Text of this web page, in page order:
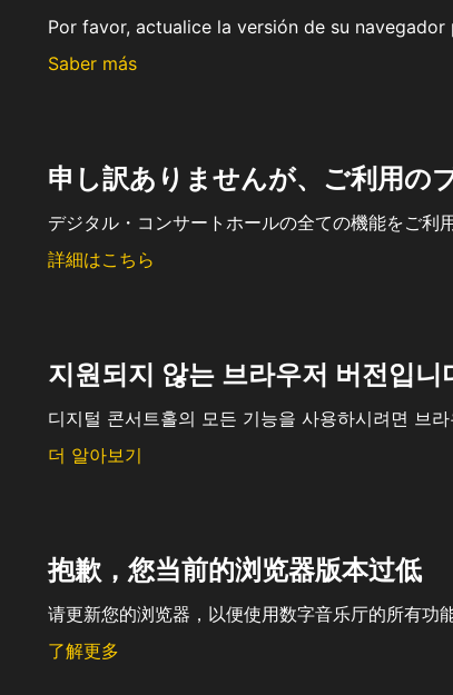
Por favor, actualice la versión de su
Saber más
申し訳ありませんが、ご利用の
デジタル・コンサートホールの全ての機能をご利
詳細はこちら
지원되지 않는 브라우저 버전입니
디지털 콘서트홀의 모든 기능을 사용하시려면 브
더 알아보기
抱歉，您当前的浏览器版本过低
请更新您的浏览器，以便使用数字音乐厅的所有功能
了解更多